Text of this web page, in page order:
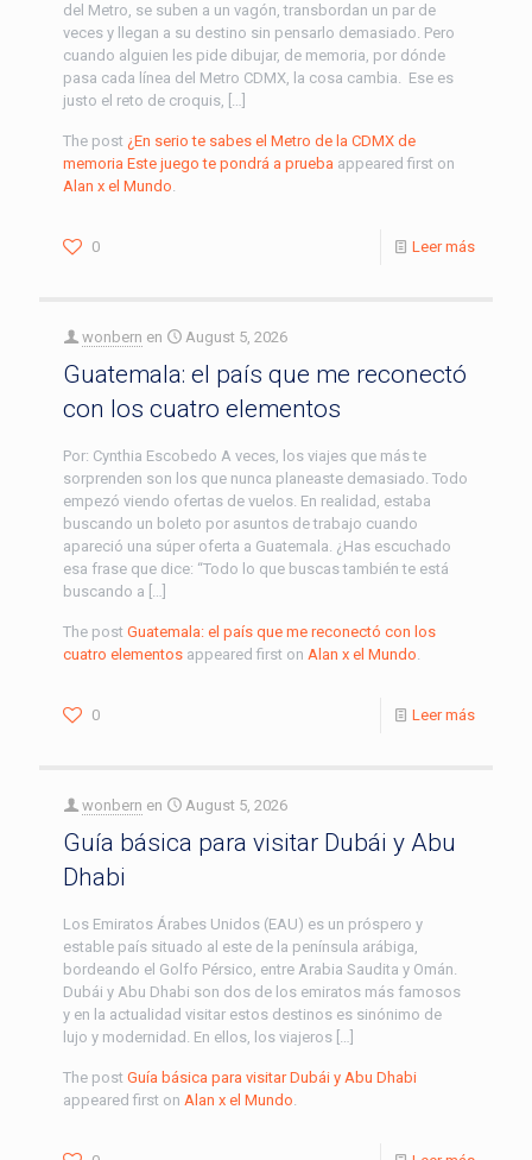
del Metro, se suben a un vagón, transbordan un par de
veces y llegan a su destino sin pensarlo demasiado. Pero
cuando alguien les pide dibujar, de memoria, por dónde
pasa cada línea del Metro CDMX, la cosa cambia. Ese es
justo el reto de croquis, […]
The post ¿En serio te sabes el Metro de la CDMX de
memoria Este juego te pondrá a prueba appeared first on
Alan x el Mundo.
0 Leer más
wonbern en August 5, 2026
Guatemala: el país que me reconectó
con los cuatro elementos
Por: Cynthia Escobedo A veces, los viajes que más te
sorprenden son los que nunca planeaste demasiado. Todo
empezó viendo ofertas de vuelos. En realidad, estaba
buscando un boleto por asuntos de trabajo cuando
apareció una súper oferta a Guatemala. ¿Has escuchado
esa frase que dice: “Todo lo que buscas también te está
buscando a […]
The post Guatemala: el país que me reconectó con los
cuatro elementos appeared first on Alan x el Mundo.
0 Leer más
wonbern en August 5, 2026
Guía básica para visitar Dubái y Abu
Dhabi
Los Emiratos Árabes Unidos (EAU) es un próspero y
estable país situado al este de la península arábiga,
bordeando el Golfo Pérsico, entre Arabia Saudita y Omán.
Dubái y Abu Dhabi son dos de los emiratos más famosos
y en la actualidad visitar estos destinos es sinónimo de
lujo y modernidad. En ellos, los viajeros […]
The post Guía básica para visitar Dubái y Abu Dhabi
appeared first on Alan x el Mundo.